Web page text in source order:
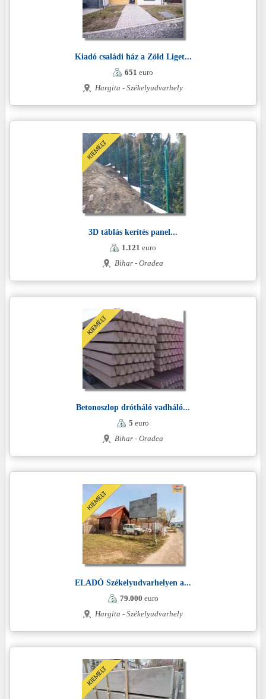
Kiadó családi ház a Zöld Liget...
651 euro
Hargita - Székelyudvarhely
3D táblás kerítés panel...
1.121 euro
Bihar - Oradea
Betonoszlop drótháló vadháló...
5 euro
Bihar - Oradea
ELADÓ Székelyudvarhelyen a...
79.000 euro
Hargita - Székelyudvarhely